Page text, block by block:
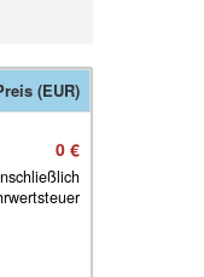
(EUR)
0 €